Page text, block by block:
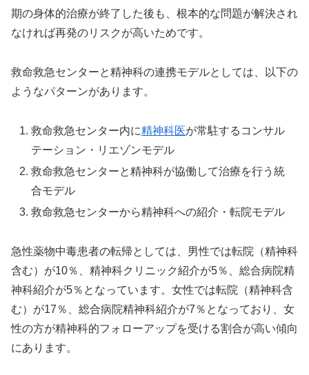
期の身体的治療が終了した後も、根本的な問題が解決され
なければ再発のリスクが高いためです。
救命救急センターと精神科の連携モデルとしては、以下の
ようなパターンがあります。
救命救急センター内に精神科医が常駐するコンサル
テーション・リエゾンモデル
救命救急センターと精神科が協働して治療を行う統
合モデル
救命救急センターから精神科への紹介・転院モデル
急性薬物中毒患者の転帰としては、男性では転院（精神科
含む）が10％、精神科クリニック紹介が5％、総合病院精
神科紹介が5％となっています。女性では転院（精神科含
む）が17％、総合病院精神科紹介が7％となっており、女
性の方が精神科的フォローアップを受ける割合が高い傾向
にあります。